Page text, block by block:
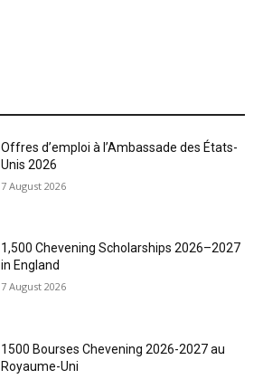
Offres d’emploi à l’Ambassade des États-
Unis 2026
7 August 2026
1,500 Chevening Scholarships 2026–2027
in England
7 August 2026
1500 Bourses Chevening 2026-2027 au
Royaume-Uni